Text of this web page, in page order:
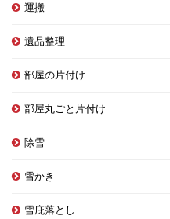
運搬
遺品整理
部屋の片付け
部屋丸ごと片付け
除雪
雪かき
雪庇落とし